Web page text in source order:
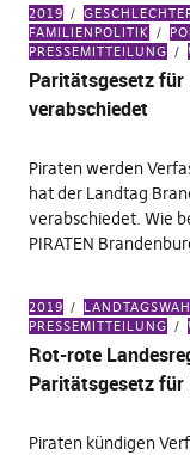
2019
FAMILIENPOLITIK
PRESSEMITTEILUNG
Paritätsgesetz für
verabschiedet
Piraten werden
hat der Landtag
verabschiedet. Wie
PIRATEN
2019
PRESSEMITTEILUNG
Rot-rote
Paritätsgesetz für
Piraten kündigen